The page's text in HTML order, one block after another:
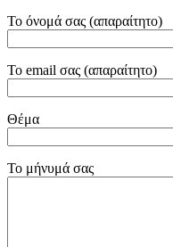
Το όνομά σας (απαραίτητο)
Το email σας (απαραίτητο)
Θέμα
Το μήνυμά σας